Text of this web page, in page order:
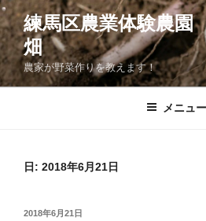
コ
ン
テ
ン
ツ
練馬区農業体験農
畑
農家が野菜作りを教えます！
メニュー
日: 2018年6月21日
投
2018年6月21日